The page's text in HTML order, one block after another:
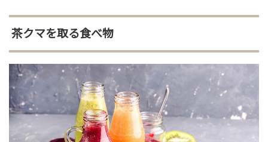
茶クマを取る食べ物